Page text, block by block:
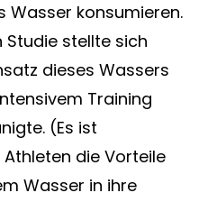
Wasser konsumieren.
stellte sich
dieses Wassers
Training
(Es ist
die Vorteile
Wasser in ihre